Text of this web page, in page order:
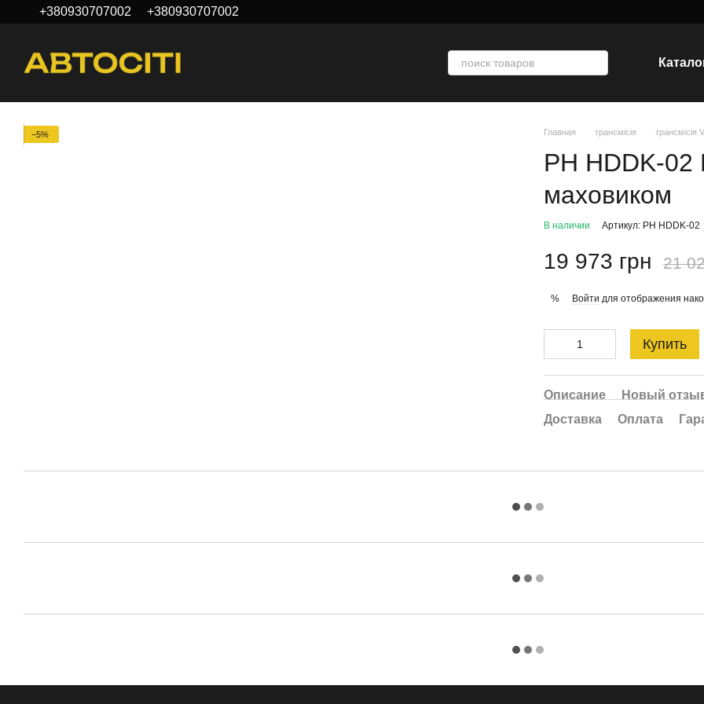
Перейти к основному контенту
+380930707002 +380930707002
−5% Главная трансмісія трансмісія
PH HDDK-02
маховиком
В наличии Артикул: PH HDDK-02
19 973 грн 21
% Войти для отображения
Купить
Описание
Новый
Доставка
Оплата